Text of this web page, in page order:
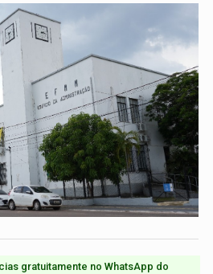
gratuitamente no WhatsApp do